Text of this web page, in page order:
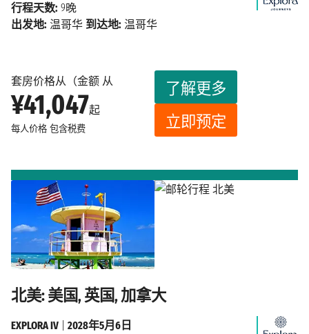
套房价格从（金额 从
¥41,047起
每人价格 包含税费
了解更多
立即预定
行程天数: 9晚
出发地: 温哥华 到达地: 温哥华
北美: 美国, 英国, 加拿大
EXPLORA IV
2028年5月6日